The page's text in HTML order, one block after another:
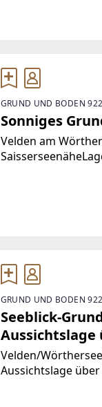
dieses
GRUND UND BODEN
Sonniges
Velden am
GRUND UND BODEN
Seeblick-
Aussichtslage
Velden/
Aussichtslage
einzigartige